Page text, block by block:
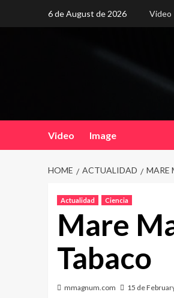
6 de August de 2026 Video
Video Image
HOME ACTUALIDAD MARE
Actualidad Ciencia
Mare
Tabaco
mmagnum.com 15 de